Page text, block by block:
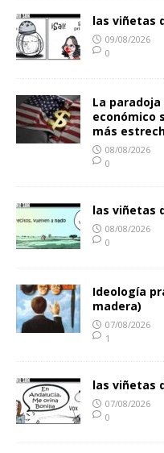
las viñetas
09/08/2026
0
La
económico
más
08/08/2026
0
las viñetas
08/08/2026
0
Ideología
madera)
07/08/2026
1
las viñetas
07/08/2026
0